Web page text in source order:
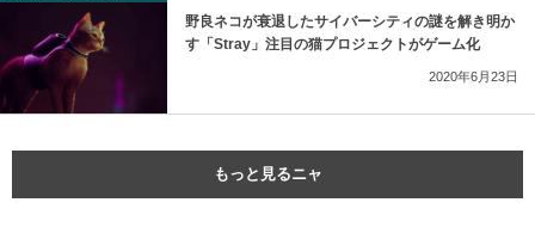
野良ネコが衰退したサイバーシティの謎を解き明か
す「Stray」注目の猫プロジェクトがゲーム化
2020年6月23日
もっと見るニャ